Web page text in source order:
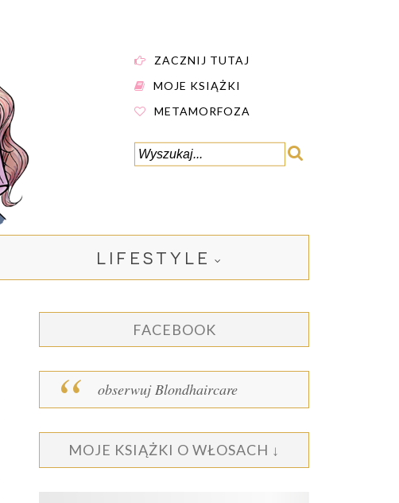
ZACZNIJ TUTAJ
MOJE KSIĄŻKI
METAMORFOZA
LIFESTYLE
FACEBOOK
obserwuj Blondhaircare
MOJE KSIĄŻKI O WŁOSACH ↓